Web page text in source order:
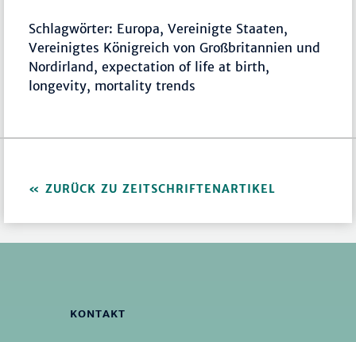
Schlagwörter: Europa, Vereinigte Staaten,
Vereinigtes Königreich von Großbritannien und
Nordirland, expectation of life at birth,
longevity, mortality trends
ZURÜCK ZU ZEITSCHRIFTENARTIKEL
KONTAKT